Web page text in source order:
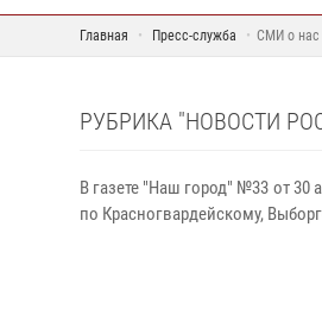
Главная Пресс-служба СМИ о нас
РУБРИКА "НОВОСТИ
В газете "Наш город" №33 от 30
по Красногвардейскому,